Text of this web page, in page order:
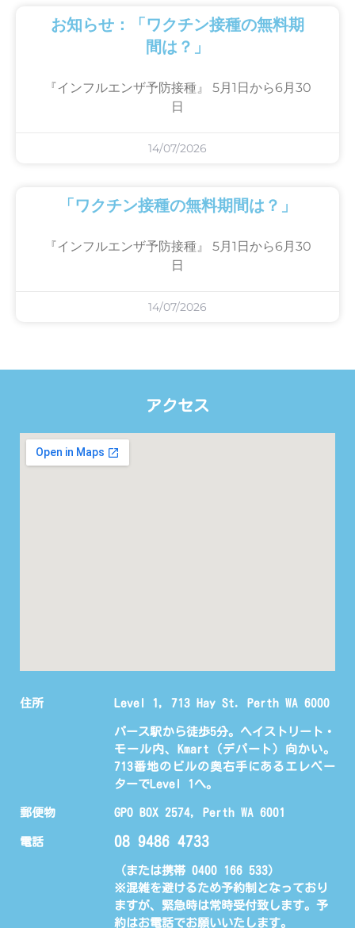
お知らせ：「ワクチン接種の無料期
間は？」
『インフルエンザ予防接種』 5月1日から6月30
日
14/07/2026
「ワクチン接種の無料期間は？」
『インフルエンザ予防接種』 5月1日から6月30
日
14/07/2026
アクセス
住所 Level 1, 713 Hay St. Perth WA 6000
パース駅から徒歩5分。ヘイストリート・
モール内、Kmart（デパート）向かい。
713番地のビルの奥右手にあるエレベー
ターでLevel 1へ。
郵便物 GPO BOX 2574, Perth WA 6001
電話 08 9486 4733
（または携帯 0400 166 533)
※混雑を避けるため予約制となっており
ますが、緊急時は常時受付致します。予
約はお電話でお願いいたします。